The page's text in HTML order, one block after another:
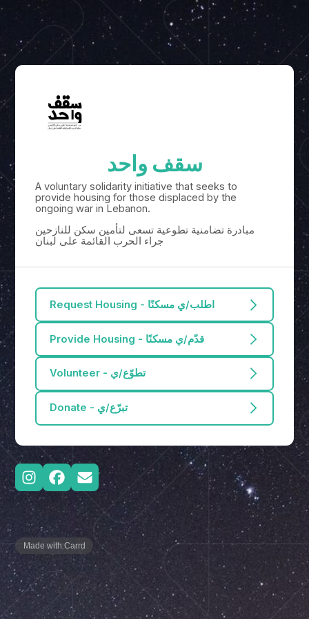
سقف واحد
A voluntary solidarity initiative that seeks to
provide housing for those displaced by the
ongoing war in Lebanon.
مبادرة تضامنية تطوعية تسعى لتأمين سكن للنازحين
جراء الحرب القائمة على لبنان
Request Housing - اطلب/ي مسكنًا
Provide Housing - قدّم/ي مسكنًا
Volunteer - تطوّع/ي
Donate - تبرّع/ي
Made with Carrd